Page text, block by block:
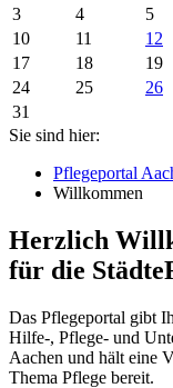
3
4 5
10
11 12
17
18 19
24
25 26
31
Sie sind hier:
Pflegeportal
Willkommen
Herzlich
für die
Das Pflegeportal gibt
Hilfe-, Pflege- und
Aachen und hält eine
Thema Pflege bereit.